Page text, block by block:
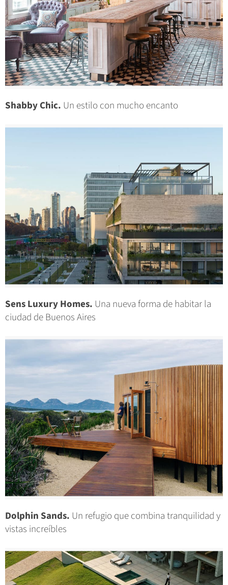
Shabby Chic. Un estilo con mucho encanto
Sens Luxury Homes. Una nueva forma de habitar la
ciudad de Buenos Aires
Dolphin Sands. Un refugio que combina tranquilidad y
vistas increíbles